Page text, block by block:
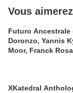
Vous
Futuro Ancestrale
Doronzo, Yannis
Moor, Franck
XKatedral